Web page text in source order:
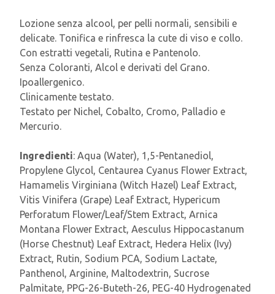
Lozione senza alcool, per pelli normali, sensibili e
delicate. Tonifica e rinfresca la cute di viso e collo.
Con estratti vegetali, Rutina e Pantenolo.
Senza Coloranti, Alcol e derivati del Grano.
Ipoallergenico.
Clinicamente testato.
Testato per Nichel, Cobalto, Cromo, Palladio e
Mercurio.
Ingredienti: Aqua (Water), 1,5-Pentanediol,
Propylene Glycol, Centaurea Cyanus Flower Extract,
Hamamelis Virginiana (Witch Hazel) Leaf Extract,
Vitis Vinifera (Grape) Leaf Extract, Hypericum
Perforatum Flower/Leaf/Stem Extract, Arnica
Montana Flower Extract, Aesculus Hippocastanum
(Horse Chestnut) Leaf Extract, Hedera Helix (Ivy)
Extract, Rutin, Sodium PCA, Sodium Lactate,
Panthenol, Arginine, Maltodextrin, Sucrose
Palmitate, PPG-26-Buteth-26, PEG-40 Hydrogenated